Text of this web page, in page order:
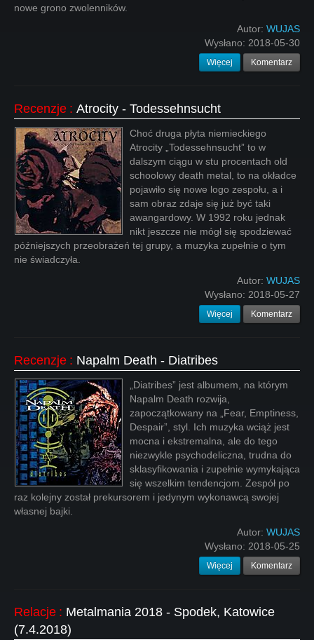
nowe grono zwolenników.
Autor: WUJAS
Wysłano: 2018-05-30
Więcej Komentarz
Recenzje : Atrocity - Todessehnsucht
Choć druga płyta niemieckiego
Atrocity „Todessehnsucht” to w
dalszym ciągu w stu procentach old
schoolowy death metal, to na okładce
pojawiło się nowe logo zespołu, a i
sam obraz zdaje się już być taki
awangardowy. W 1992 roku jednak
nikt jeszcze nie mógł się spodziewać
późniejszych przeobrażeń tej grupy, a muzyka zupełnie o tym
nie świadczyła.
Autor: WUJAS
Wysłano: 2018-05-27
Więcej Komentarz
Recenzje : Napalm Death - Diatribes
„Diatribes” jest albumem, na którym
Napalm Death rozwija,
zapoczątkowany na „Fear, Emptiness,
Despair”, styl. Ich muzyka wciąż jest
mocna i ekstremalna, ale do tego
niezwykle psychodeliczna, trudna do
sklasyfikowania i zupełnie wymykająca
się wszelkim tendencjom. Zespół po
raz kolejny został prekursorem i jedynym wykonawcą swojej
własnej bajki.
Autor: WUJAS
Wysłano: 2018-05-25
Więcej Komentarz
Relacje : Metalmania 2018 - Spodek, Katowice
(7.4.2018)